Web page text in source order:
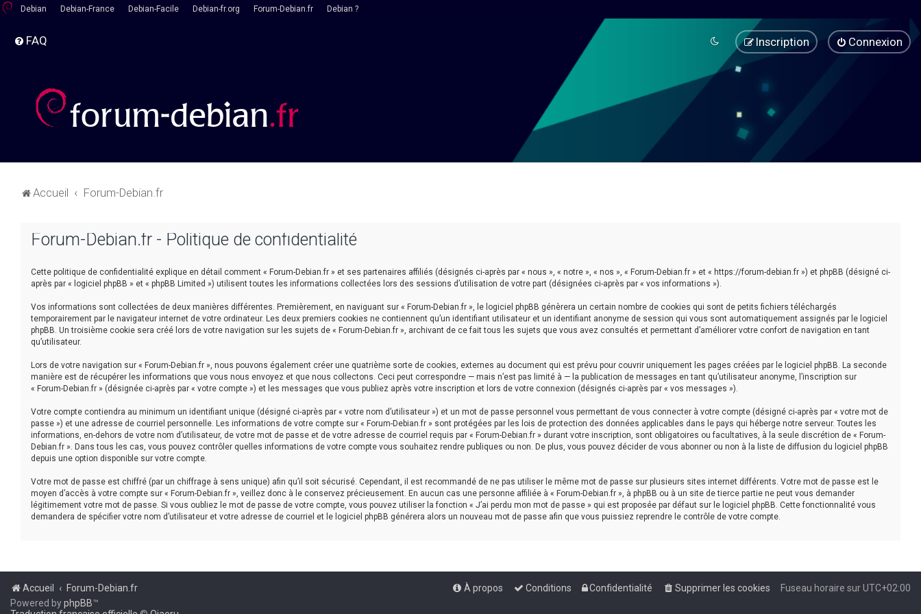
Debian Debian-France Debian-Facile Debian-fr.org Forum-Debian.fr Debian ?
FAQ Connexion
Inscription
Accueil Forum-Debian.fr
Forum-Debian.fr - Politique de confidentialité
Cette politique de confidentialité explique en détail comment « Forum-Debian.fr » et ses partenaires affiliés (désignés ci-après par « nous », « notre », « nos », « Forum-Debian.fr » et « https://forum-debian.fr ») et phpBB (désigné ci-
après par « logiciel phpBB » et « phpBB Limited ») utilisent toutes les informations collectées lors des sessions d’utilisation de votre part (désignées ci-après par « vos informations »).
Vos informations sont collectées de deux manières différentes. Premièrement, en naviguant sur « Forum-Debian.fr », le logiciel phpBB génèrera un certain nombre de cookies qui sont de petits fichiers téléchargés
temporairement par le navigateur internet de votre ordinateur. Les deux premiers cookies ne contiennent qu’un identifiant utilisateur et un identifiant anonyme de session qui vous sont automatiquement assignés par le logiciel
phpBB. Un troisième cookie sera créé lors de votre navigation sur les sujets de « Forum-Debian.fr », archivant de ce fait tous les sujets que vous avez consultés et permettant d’améliorer votre confort de navigation en tant
qu’utilisateur.
Lors de votre navigation sur « Forum-Debian.fr », nous pouvons également créer une quatrième sorte de cookies, externes au document qui est prévu pour couvrir uniquement les pages créées par le logiciel phpBB. La seconde
manière est de récupérer les informations que vous nous envoyez et que nous collectons. Ceci peut correspondre — mais n’est pas limité à — la publication de messages en tant qu’utilisateur anonyme, l’inscription sur
« Forum-Debian.fr » (désignée ci-après par « votre compte ») et les messages que vous publiez après votre inscription et lors de votre connexion (désignés ci-après par « vos messages »).
Votre compte contiendra au minimum un identifiant unique (désigné ci-après par « votre nom d’utilisateur ») et un mot de passe personnel vous permettant de vous connecter à votre compte (désigné ci-après par « votre mot de
passe ») et une adresse de courriel personnelle. Les informations de votre compte sur « Forum-Debian.fr » sont protégées par les lois de protection des données applicables dans le pays qui héberge notre serveur. Toutes les
informations, en-dehors de votre nom d’utilisateur, de votre mot de passe et de votre adresse de courriel requis par « Forum-Debian.fr » durant votre inscription, sont obligatoires ou facultatives, à la seule discrétion de « Forum-
Debian.fr ». Dans tous les cas, vous pouvez contrôler quelles informations de votre compte vous souhaitez rendre publiques ou non. De plus, vous pouvez décider de vous abonner ou non à la liste de diffusion du logiciel phpBB
depuis une option disponible sur votre compte.
Votre mot de passe est chiffré (par un chiffrage à sens unique) afin qu’il soit sécurisé. Cependant, il est recommandé de ne pas utiliser le même mot de passe sur plusieurs sites internet différents. Votre mot de passe est le
moyen d’accès à votre compte sur « Forum-Debian.fr », veillez donc à le conservez précieusement. En aucun cas une personne affiliée à « Forum-Debian.fr », à phpBB ou à un site de tierce partie ne peut vous demander
légitimement votre mot de passe. Si vous oubliez le mot de passe de votre compte, vous pouvez utiliser la fonction « J’ai perdu mon mot de passe » qui est proposée par défaut sur le logiciel phpBB. Cette fonctionnalité vous
demandera de spécifier votre nom d’utilisateur et votre adresse de courriel et le logiciel phpBB générera alors un nouveau mot de passe afin que vous puissiez reprendre le contrôle de votre compte.
Accueil Forum-Debian.fr Fuseau horaire surUTC+02:00
Supprimer les cookies
Confidentialité
Conditions
À propos
Powered byphpBB™